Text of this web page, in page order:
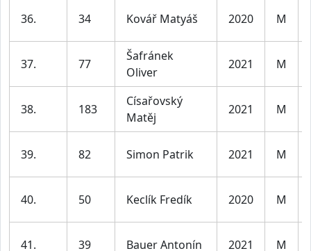
36. 34 Kovář Matyáš 2020 M
37. 77
Šafránek
Oliver
2021 M
38. 183
Císařovský
Matěj
2021 M
39. 82 Simon Patrik 2021 M
40. 50 Keclík Fredík 2020 M
41. 39 Bauer Antonín 2021 M